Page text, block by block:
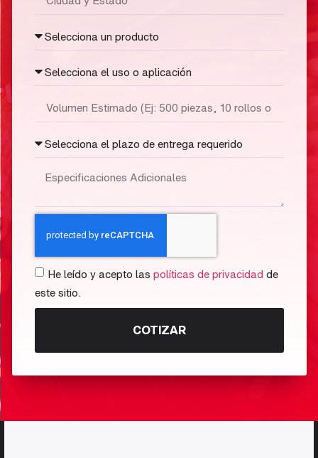
He leído y acepto las políticas de privacidad de
este sitio.
COTIZAR